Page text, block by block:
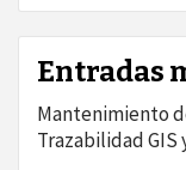
Entradas
Mantenimiento
Trazabilidad GIS